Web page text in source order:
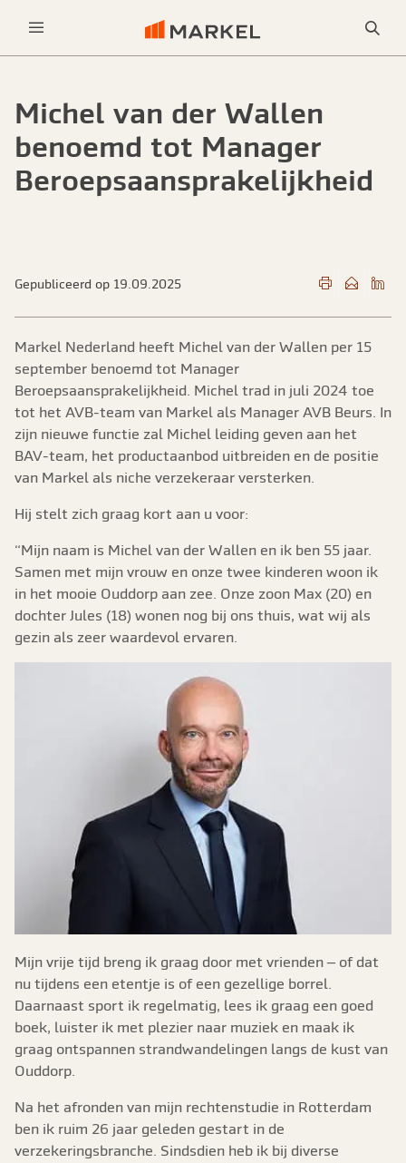
Michel van der Wallen
benoemd tot Manager
Beroepsaansprakelijkheid
Gepubliceerd op 19.09.2025
Markel Nederland heeft Michel van der Wallen per 15
september benoemd tot Manager
Beroepsaansprakelijkheid. Michel trad in juli 2024 toe
tot het AVB-team van Markel als Manager AVB Beurs. In
zijn nieuwe functie zal Michel leiding geven aan het
BAV-team, het productaanbod uitbreiden en de positie
van Markel als niche verzekeraar versterken.
Hij stelt zich graag kort aan u voor:
“Mijn naam is Michel van der Wallen en ik ben 55 jaar.
Samen met mijn vrouw en onze twee kinderen woon ik
in het mooie Ouddorp aan zee. Onze zoon Max (20) en
dochter Jules (18) wonen nog bij ons thuis, wat wij als
gezin als zeer waardevol ervaren.
Mijn vrije tijd breng ik graag door met vrienden – of dat
nu tijdens een etentje is of een gezellige borrel.
Daarnaast sport ik regelmatig, lees ik graag een goed
boek, luister ik met plezier naar muziek en maak ik
graag ontspannen strandwandelingen langs de kust van
Ouddorp.
Na het afronden van mijn rechtenstudie in Rotterdam
ben ik ruim 26 jaar geleden gestart in de
verzekeringsbranche. Sindsdien heb ik bij diverse